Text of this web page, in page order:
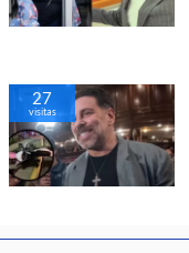
27
visitas